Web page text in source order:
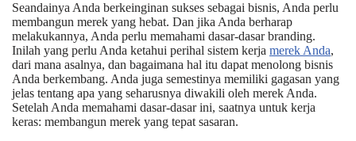
Seandainya Anda berkeinginan sukses sebagai bisnis, Anda perlu
membangun merek yang hebat. Dan jika Anda berharap
melakukannya, Anda perlu memahami dasar-dasar branding.
Inilah yang perlu Anda ketahui perihal sistem kerja merek Anda,
dari mana asalnya, dan bagaimana hal itu dapat menolong bisnis
Anda berkembang. Anda juga semestinya memiliki gagasan yang
jelas tentang apa yang seharusnya diwakili oleh merek Anda.
Setelah Anda memahami dasar-dasar ini, saatnya untuk kerja
keras: membangun merek yang tepat sasaran.